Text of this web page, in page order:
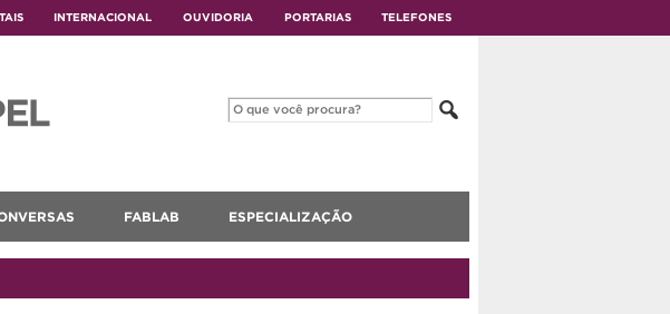
INTERNACIONAL OUVIDORIA PORTARIAS TELEFONES
FABLAB ESPECIALIZAÇÃO